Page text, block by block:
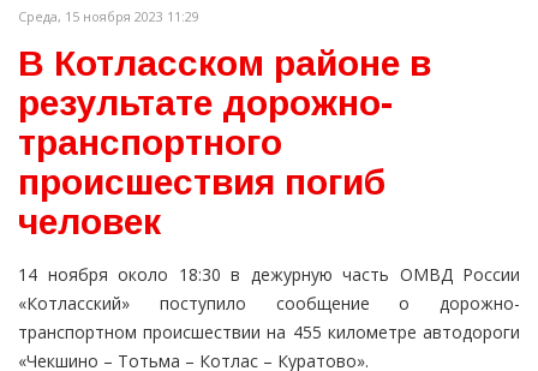
Среда, 15 ноября 2023 11:29
В Котласском районе в
результате дорожно-
транспортного
происшествия погиб
человек
14 ноября около 18:30 в дежурную часть ОМВД России
«Котласский» поступило сообщение о дорожно-
транспортном происшествии на 455 километре автодороги
«Чекшино – Тотьма – Котлас – Куратово».